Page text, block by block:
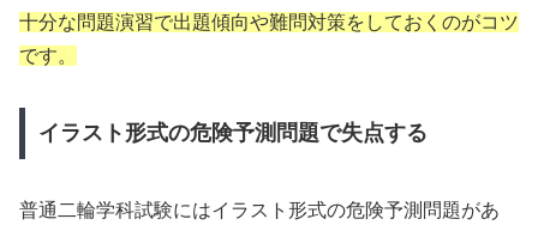
十分な問題演習で出題傾向や難問対策をしておくのがコツ
です。
イラスト形式の危険予測問題で失点する
普通二輪学科試験にはイラスト形式の危険予測問題があ